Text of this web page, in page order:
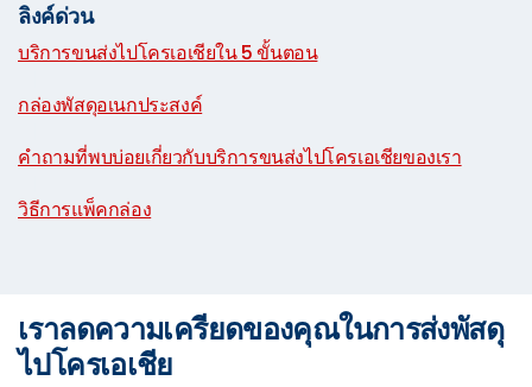
ลิงค์ด่วน
บริการขนส่งไปโครเอเชียใน 5 ขั้นตอน
กล่องพัสดุอเนกประสงค์
คำถามที่พบบ่อยเกี่ยวกับบริการขนส่งไปโครเอเชียของเรา
วิธีการแพ็คกล่อง
เราลดความเครียดของคุณในการส่งพัสดุ
ไปโครเอเชีย